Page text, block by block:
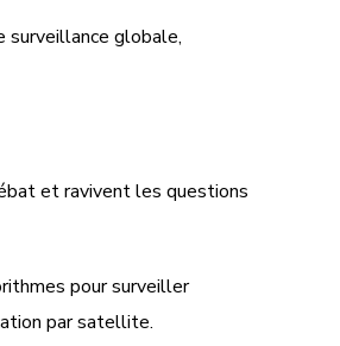
surveillance globale,
et ravivent les questions
pour surveiller
par satellite.